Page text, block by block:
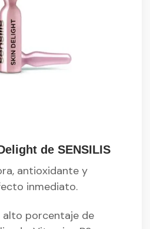
de SENSILIS
antioxidante y
inmediato.
alto porcentaje de